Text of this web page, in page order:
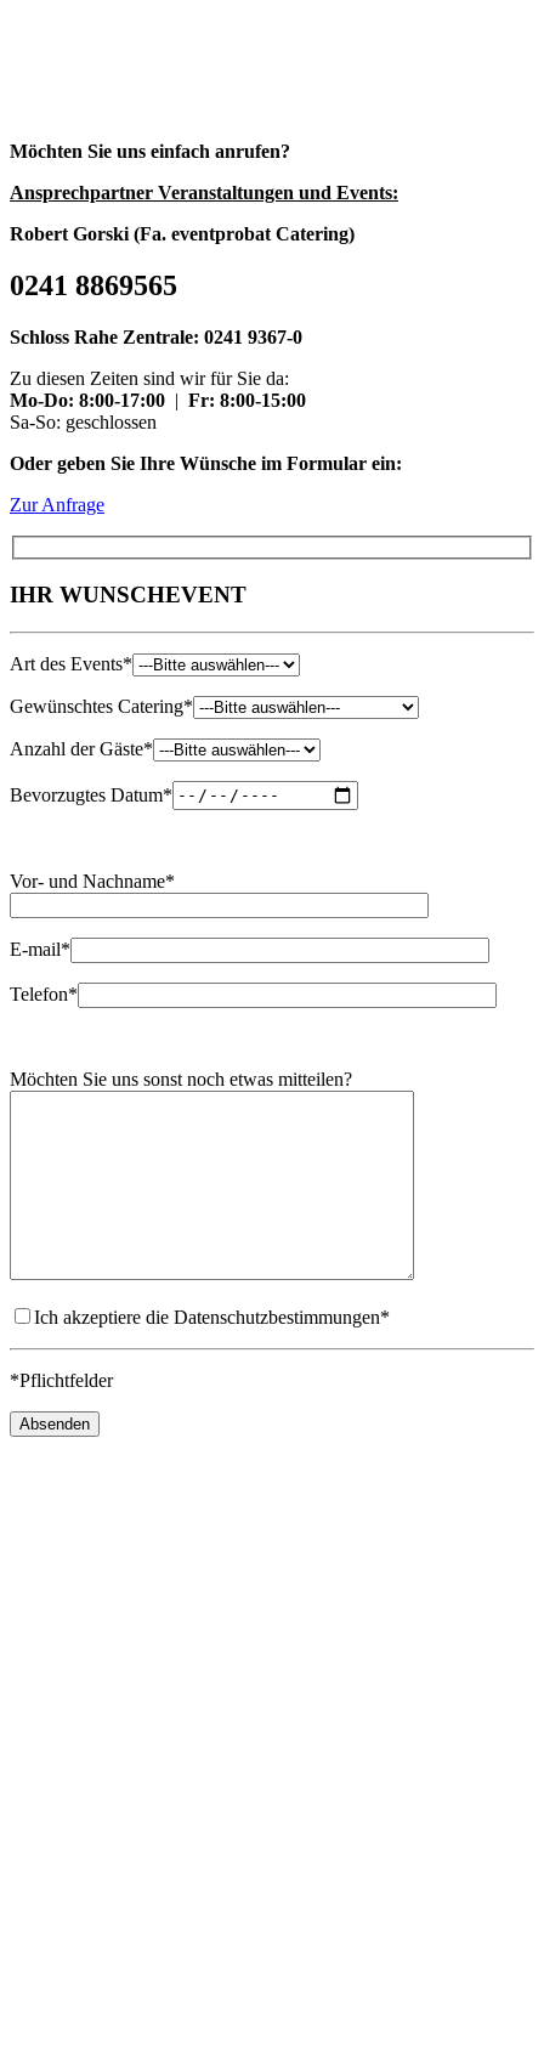
Möchten Sie uns einfach anrufen?
Ansprechpartner Veranstaltungen und Events:
Robert Gorski (Fa. eventprobat Catering)
0241 8869565
Schloss Rahe Zentrale: 0241 9367-0
Zu diesen Zeiten sind wir für Sie da:
Mo-Do: 8:00-17:00 | Fr: 8:00-15:00
Sa-So: geschlossen
Oder geben Sie Ihre Wünsche im Formular ein:
Zur Anfrage
IHR WUNSCHEVENT
Art des Events*
Gewünschtes Catering*
Anzahl der Gäste*
Bevorzugtes Datum*
Vor- und Nachname*
E-mail*
Telefon*
Möchten Sie uns sonst noch etwas mitteilen?
Ich akzeptiere die Datenschutzbestimmungen*
*Pflichtfelder